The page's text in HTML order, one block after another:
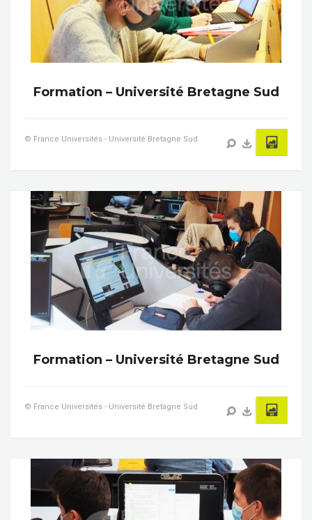
Formation – Université Bretagne Sud
© France Universités - Université Bretagne Sud
Formation – Université Bretagne Sud
© France Universités - Université Bretagne Sud